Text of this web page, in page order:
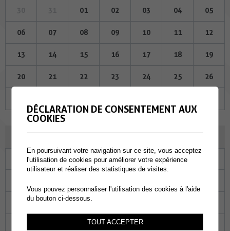
01 02 03 04 05
06 07 08 09 10 11 12
13 14 15 16 17 18 19
20 21 22 23 24 25 26
Ma Me Je Ve Sa
05 06
14 15
DÉCLARATION DE CONSENTEMENT AUX
COOKIES
En poursuivant votre navigation sur ce site, vous acceptez
l'utilisation de cookies pour améliorer votre expérience
utilisateur et réaliser des statistiques de visites.
Vous pouvez personnaliser l'utilisation des cookies à l'aide
du bouton ci-dessous.
TOUT ACCEPTER